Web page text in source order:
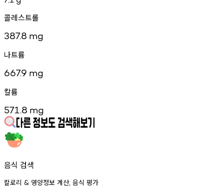
콜레스트롤
387.8 mg
나트륨
667.9 mg
칼륨
571.8 mg
음식 검색
칼로리 & 영양정보 계산, 음식 평가